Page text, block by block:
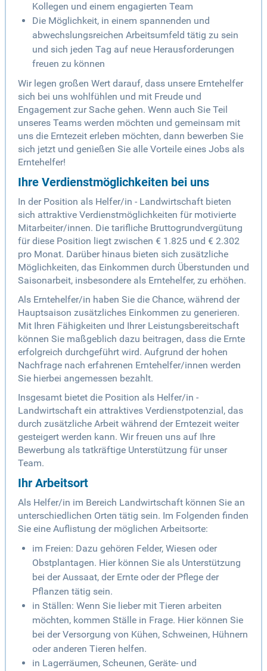
Kollegen und einem engagierten Team
Die Möglichkeit, in einem spannenden und
abwechslungsreichen Arbeitsumfeld tätig zu sein
und sich jeden Tag auf neue Herausforderungen
freuen zu können
Wir legen großen Wert darauf, dass unsere Erntehelfer
sich bei uns wohlfühlen und mit Freude und
Engagement zur Sache gehen. Wenn auch Sie Teil
unseres Teams werden möchten und gemeinsam mit
uns die Erntezeit erleben möchten, dann bewerben Sie
sich jetzt und genießen Sie alle Vorteile eines Jobs als
Erntehelfer!
Ihre Verdienstmöglichkeiten bei uns
In der Position als Helfer/in - Landwirtschaft bieten
sich attraktive Verdienstmöglichkeiten für motivierte
Mitarbeiter/innen. Die tarifliche Bruttogrundvergütung
für diese Position liegt zwischen € 1.825 und € 2.302
pro Monat. Darüber hinaus bieten sich zusätzliche
Möglichkeiten, das Einkommen durch Überstunden und
Saisonarbeit, insbesondere als Erntehelfer, zu erhöhen.
Als Erntehelfer/in haben Sie die Chance, während der
Hauptsaison zusätzliches Einkommen zu generieren.
Mit Ihren Fähigkeiten und Ihrer Leistungsbereitschaft
können Sie maßgeblich dazu beitragen, dass die Ernte
erfolgreich durchgeführt wird. Aufgrund der hohen
Nachfrage nach erfahrenen Erntehelfer/innen werden
Sie hierbei angemessen bezahlt.
Insgesamt bietet die Position als Helfer/in -
Landwirtschaft ein attraktives Verdienstpotenzial, das
durch zusätzliche Arbeit während der Erntezeit weiter
gesteigert werden kann. Wir freuen uns auf Ihre
Bewerbung als tatkräftige Unterstützung für unser
Team.
Ihr Arbeitsort
Als Helfer/in im Bereich Landwirtschaft können Sie an
unterschiedlichen Orten tätig sein. Im Folgenden finden
Sie eine Auflistung der möglichen Arbeitsorte:
im Freien: Dazu gehören Felder, Wiesen oder
Obstplantagen. Hier können Sie als Unterstützung
bei der Aussaat, der Ernte oder der Pflege der
Pflanzen tätig sein.
in Ställen: Wenn Sie lieber mit Tieren arbeiten
möchten, kommen Ställe in Frage. Hier können Sie
bei der Versorgung von Kühen, Schweinen, Hühnern
oder anderen Tieren helfen.
in Lagerräumen, Scheunen, Geräte- und